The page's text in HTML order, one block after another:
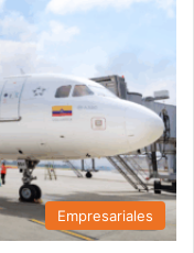
Empresariales